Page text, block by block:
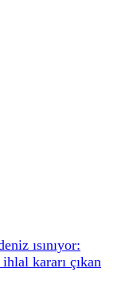
ısınıyor:
kararı çıkan